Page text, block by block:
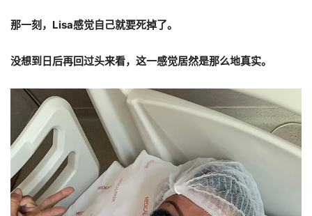
那一刻，Lisa感觉自己就要死掉了。
没想到日后再回过头来看，这一感觉居然是那么地真实。